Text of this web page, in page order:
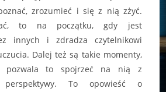
zrozumieć i się z nią zżyć.
to na początku, gdy jest
innych i zdradza czytelnikowi
Dalej też są takie momenty,
pozwala to spojrzeć na nią z
To opowieść o